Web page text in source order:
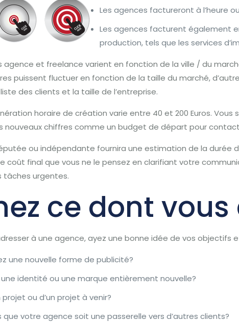
Les agences factureront à l’heure
Les agences facturent également
production, tels que les services
agence et freelance varient en fonction de la ville / du
puissent fluctuer en fonction de la taille du marché,
des clients et la taille de l’entreprise.
horaire de création varie entre 40 et 200 Euros. Vous
nouveaux chiffres comme un budget de départ pour
ou indépendante fournira une estimation de la durée
coût final que vous ne le pensez en clarifiant votre
tâches urgentes.
ce dont
à une agence, ayez une bonne idée de vos objectifs
une nouvelle forme de publicité?
identité ou une marque entièrement nouvelle?
projet ou d’un projet à venir?
que votre agence soit une passerelle vers d’autres clients?